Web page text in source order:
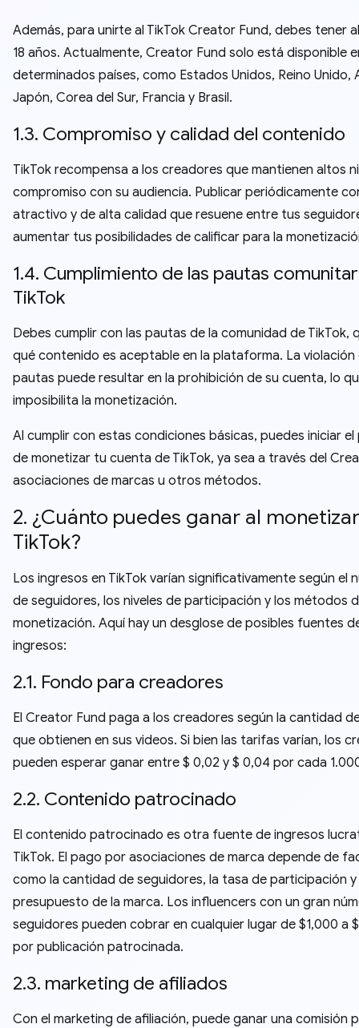
Además, para unirte al TikTok Creator Fund, debes tener
18 años. Actualmente, Creator Fund solo está disponible
determinados países, como Estados Unidos, Reino Unido,
Japón, Corea del Sur, Francia y Brasil.
1.3. Compromiso y calidad del contenido
TikTok recompensa a los creadores que mantienen altos
compromiso con su audiencia. Publicar periódicamente
atractivo y de alta calidad que resuene entre tus
aumentar tus posibilidades de calificar para la
1.4. Cumplimiento de las pautas
TikTok
Debes cumplir con las pautas de la comunidad de TikTok,
qué contenido es aceptable en la plataforma. La violación
pautas puede resultar en la prohibición de su cuenta, lo
imposibilita la monetización.
Al cumplir con estas condiciones básicas, puedes iniciar
de monetizar tu cuenta de TikTok, ya sea a través del
asociaciones de marcas u otros métodos.
2. ¿Cuánto puedes ganar al
TikTok?
Los ingresos en TikTok varían significativamente según el
de seguidores, los niveles de participación y los métodos
monetización. Aquí hay un desglose de posibles fuentes
ingresos:
2.1. Fondo para creadores
El Creator Fund paga a los creadores según la cantidad
que obtienen en sus videos. Si bien las tarifas varían, los
pueden esperar ganar entre $ 0,02 y $ 0,04 por cada
2.2. Contenido patrocinado
El contenido patrocinado es otra fuente de ingresos
TikTok. El pago por asociaciones de marca depende de
como la cantidad de seguidores, la tasa de participación y
presupuesto de la marca. Los influencers con un gran
seguidores pueden cobrar en cualquier lugar de $1,000 a
por publicación patrocinada.
2.3. marketing de afiliados
Con el marketing de afiliación, puede ganar una comisión